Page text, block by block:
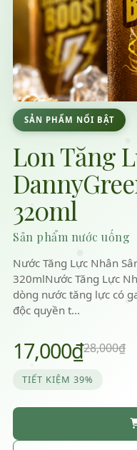
SẢN PHẨM NỔI BẬT
Lon Tăng
320ml
Sản phẩm nước uống
Nước Tăng Lực Nhân
320mlNước Tăng Lực
dòng nước tăng lực có
độc quyền t...
17,000₫28,000₫
TIẾT KIỆM 39%